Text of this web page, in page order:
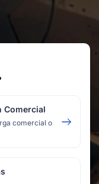
Comercial
comercial o